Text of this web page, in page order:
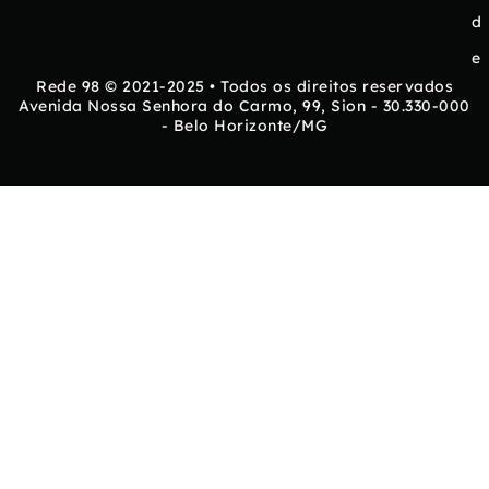
d
e
Rede 98 © 2021-2025 • Todos os direitos reservados
Avenida Nossa Senhora do Carmo, 99, Sion - 30.330-000
- Belo Horizonte/MG